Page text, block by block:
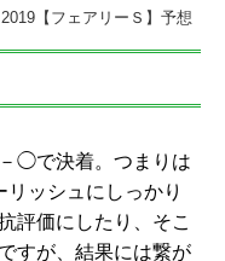
2019【フェアリーＳ】予想
◯で決着。つまりは
ッシュにしっかり
評価にしたり、そこ
すが、結果には繋が